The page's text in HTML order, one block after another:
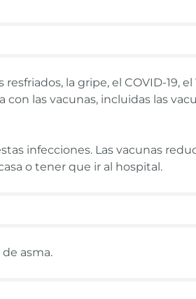
la gripe, el COVID-19,
las vacunas, incluidas las
infecciones. Las vacunas
o tener que ir al hospital.
asma.